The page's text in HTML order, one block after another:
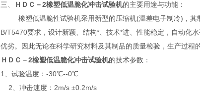
三、
ＨＤＣ－2橡塑低温脆化冲击试验机的主要用途与功能：
橡塑低温脆性试验机采用新型的压缩机(温差电子制冷)，其
B/T5470要求，设计新颖、结构*、技术*进、性能稳定，自动化
优劣。因此无论在科学研究材料及其制品的质量检验，生产过程
ＨＤＣ－2橡塑低温脆化冲击试验机的技术参数：
1、试验温度：-30℃--0℃
2、冲击速度：2m/s ±0.2m/s